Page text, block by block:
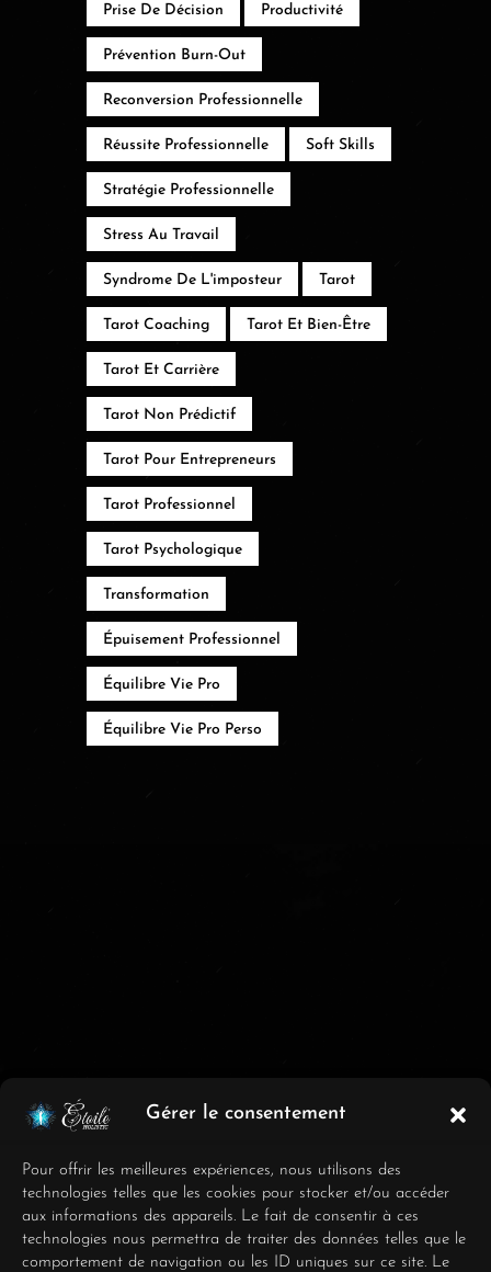
Gérer le consentement
Pour offrir les meilleures expériences, nous utilisons des
technologies telles que les cookies pour stocker et/ou accéder
aux informations des appareils. Le fait de consentir à ces
technologies nous permettra de traiter des données telles que le
comportement de navigation ou les ID uniques sur ce site. Le
Prise De Décision Productivité
Prévention Burn-Out
Reconversion Professionnelle
Réussite Professionnelle Soft Skills
Stratégie Professionnelle
Stress Au Travail
Syndrome De L'imposteur Tarot
Tarot Coaching Tarot Et Bien-Être
Tarot Et Carrière
Tarot Non Prédictif
Tarot Pour Entrepreneurs
Tarot Professionnel
Tarot Psychologique
Transformation
Épuisement Professionnel
Équilibre Vie Pro
Équilibre Vie Pro Perso
Consultations de Tarot
Explorez mes services
pour éclairer vos